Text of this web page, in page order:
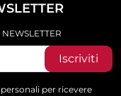
Iscriviti
per ricevere